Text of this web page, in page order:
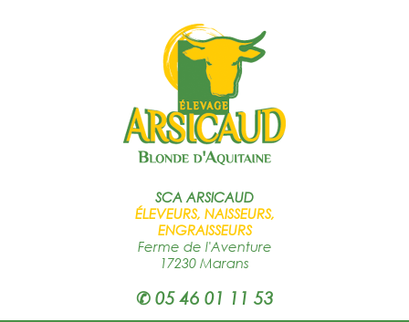
SCA ARSICAUD
ÉLEVEURS, NAISSEURS,
ENGRAISSEURS
Ferme de l'Aventure
17230 Marans
✆ 05 46 01 11 53